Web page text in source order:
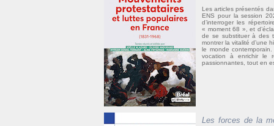
Les articles présentés
ENS pour la session
d’interroger les
« moment 68 », et
de se substituer à des
montrer la vitalité d’une
le monde
vocation à enrichir le
passionnantes, tout en
Les forces de la